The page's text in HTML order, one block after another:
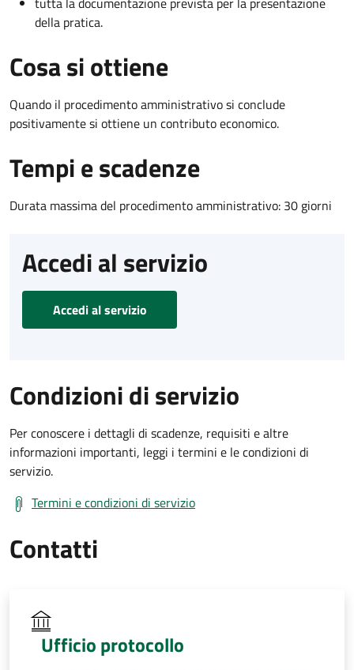
della pratica.
Cosa si ottiene
Quando il procedimento amministrativo si conclude
positivamente si ottiene un contributo economico.
Tempi e scadenze
Durata massima del procedimento amministrativo: 30 giorni
Accedi al servizio
Accedi al servizio
Condizioni di servizio
Per conoscere i dettagli di scadenze, requisiti e altre
informazioni importanti, leggi i termini e le condizioni di
servizio.
Termini e condizioni di servizio
Contatti
Ufficio protocollo